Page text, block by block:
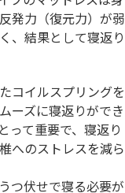
発力（復元力）が弱
、結果として寝返り
コイルスプリングを
ーズに寝返りができ
って重要で、寝返り
へのストレスを減ら
つ伏せで寝る必要が